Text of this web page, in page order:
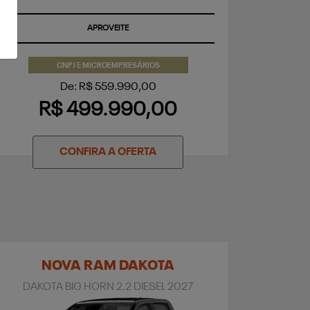
APROVEITE
CNPJ E MICROEMPRESÁRIOS
De: R$ 559.990,00
R$ 499.990,00
CONFIRA A OFERTA
NOVA RAM DAKOTA
DAKOTA BIG HORN 2.2 DIESEL 2027